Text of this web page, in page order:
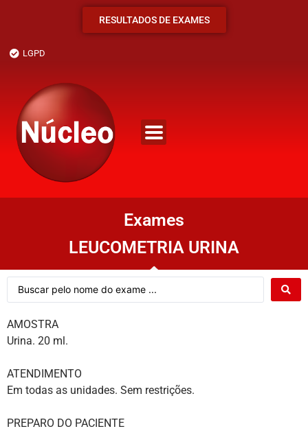
RESULTADOS DE EXAMES
LGPD
Exames
LEUCOMETRIA URINA
AMOSTRA
Urina. 20 ml.
ATENDIMENTO
Em todas as unidades. Sem restrições.
PREPARO DO PACIENTE